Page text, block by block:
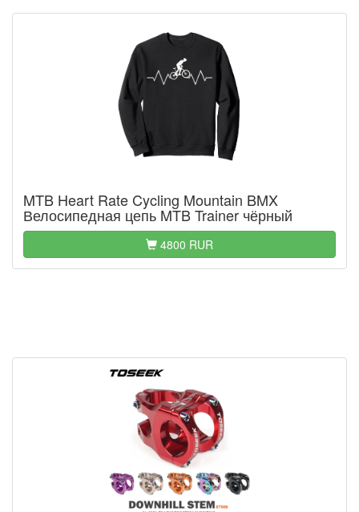
MTB Heart Rate Cycling Mountain BMX
Велосипедная цепь MTB Trainer чёрный
4800 RUR